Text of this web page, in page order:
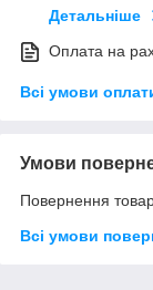
Детальніше
Оплата на
Всі умови
Умови
Повернення
Всі умови